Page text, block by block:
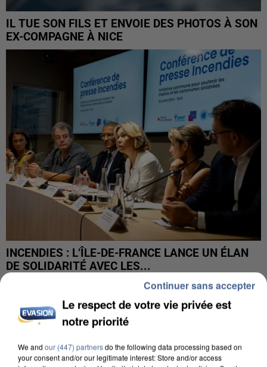
IL TUE SON FILS ET ENVOIE DES PHOTOS À SON
EX-COMPAGNE À NICE
INCENDIES : L’ÎLE-DE-FRANCE LANCE UN ÉLAN
DE SOLIDARITÉ AVEC LES...
Le respect de votre vie privée est
notre priorité
We and our (447) partnersdo the following data processing based on
your consent and/or our legitimate interest: Store and/or access
Continuer sans accepter